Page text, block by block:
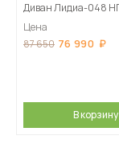
Диван Лидиа-048
Цена
87 650 76 990
В корзину